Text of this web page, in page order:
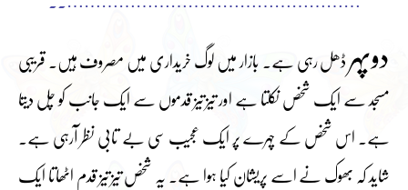
دوپہر ڈھل رہی ہے۔ بازار میں لوگ خریداری میں مصروف ہیں۔ قریبی
مسجد سے ایک شخص نکلتا ہے اور تیز تیز قدموں سے ایک جانب کو چل دیتا
ہے۔ اس شخص کے چہرے پر ایک عجیب سی بے تابی نظر آرہی ہے۔
شاید کہ بھوک نے اسے پریشان کیا ہوا ہے۔ یہ شخص تیز تیز قدم اٹھاتا ایک